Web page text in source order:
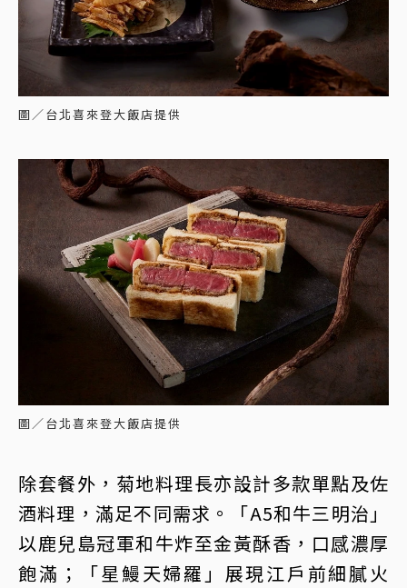
圖／台北喜來登大飯店提供
圖／台北喜來登大飯店提供
除套餐外，菊地料理長亦設計多款單點及佐
酒料理，滿足不同需求。「A5和牛三明治」
以鹿兒島冠軍和牛炸至金黃酥香，口感濃厚
飽滿；「星鰻天婦羅」展現江戶前細膩火